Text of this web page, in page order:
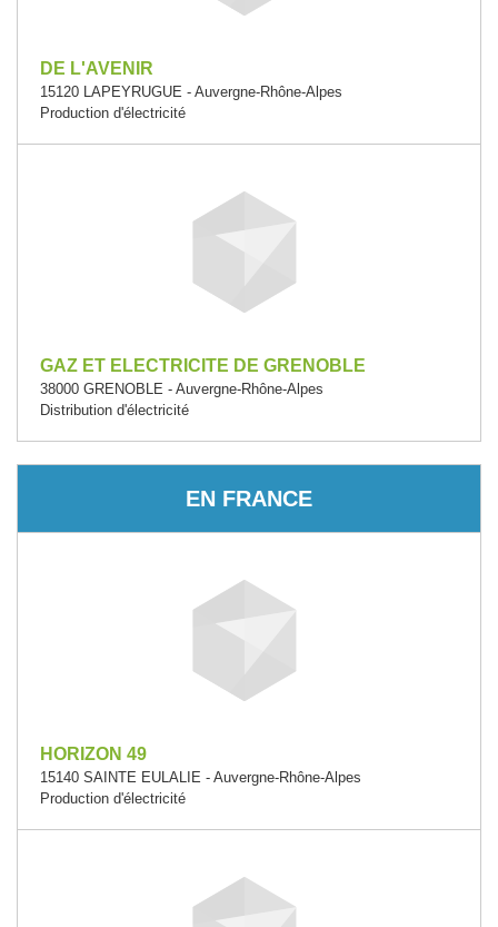
DE L'AVENIR
15120 LAPEYRUGUE - Auvergne-Rhône-Alpes
Production d'électricité
GAZ ET ELECTRICITE DE GRENOBLE
38000 GRENOBLE - Auvergne-Rhône-Alpes
Distribution d'électricité
EN FRANCE
HORIZON 49
15140 SAINTE EULALIE - Auvergne-Rhône-Alpes
Production d'électricité